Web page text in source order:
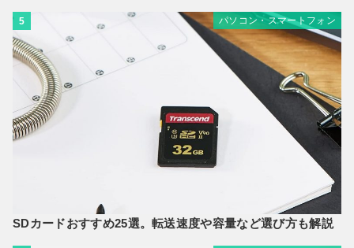
5 パソコン・スマートフォン
SDカードおすすめ25選。転送速度や容量など選び方も解説